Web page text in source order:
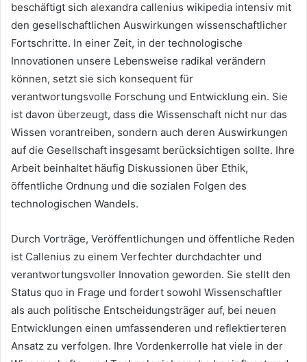
beschäftigt sich alexandra callenius wikipedia intensiv mit
den gesellschaftlichen Auswirkungen wissenschaftlicher
Fortschritte. In einer Zeit, in der technologische
Innovationen unsere Lebensweise radikal verändern
können, setzt sie sich konsequent für
verantwortungsvolle Forschung und Entwicklung ein. Sie
ist davon überzeugt, dass die Wissenschaft nicht nur das
Wissen vorantreiben, sondern auch deren Auswirkungen
auf die Gesellschaft insgesamt berücksichtigen sollte. Ihre
Arbeit beinhaltet häufig Diskussionen über Ethik,
öffentliche Ordnung und die sozialen Folgen des
technologischen Wandels.
Durch Vorträge, Veröffentlichungen und öffentliche Reden
ist Callenius zu einem Verfechter durchdachter und
verantwortungsvoller Innovation geworden. Sie stellt den
Status quo in Frage und fordert sowohl Wissenschaftler
als auch politische Entscheidungsträger auf, bei neuen
Entwicklungen einen umfassenderen und reflektierteren
Ansatz zu verfolgen. Ihre Vordenkerrolle hat viele in der